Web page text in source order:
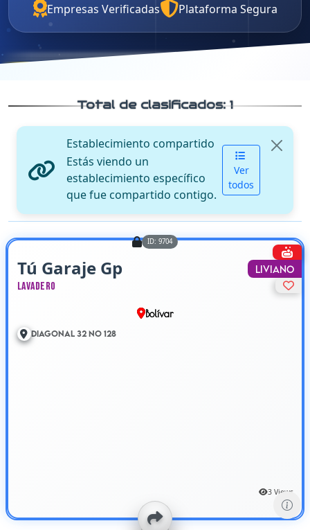
Empresas Verificadas Plataforma Segura
Total de clasificados:1
Establecimiento compartido
Estás viendo un
establecimiento específico
que fue compartido contigo.
Ver
todos
ID: 9704
Liviano
Tú Garaje Gp
Lavadero
Bolívar
Diagonal 32 No 128
3 Views